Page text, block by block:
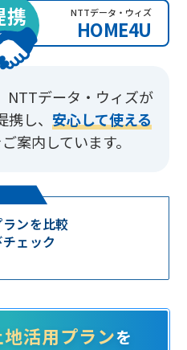
NTTデータ・ウィズ
HOME4U
携
NTTデータ・ウィズが
携し、安心して使える
案内しています。
ンを比較
ェック
活用プランを